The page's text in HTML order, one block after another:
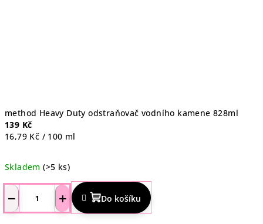
method Heavy Duty odstraňovač vodního kamene 828ml
139 Kč
Měrná
16,79 Kč / 100 ml
Skladem(>5 ks)
hodnocení
produktu
je
+
− Do košíku